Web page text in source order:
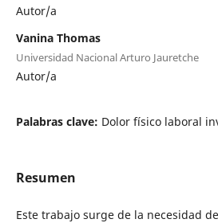
Autor/a
Vanina Thomas
Universidad Nacional Arturo Jauretche
Autor/a
Palabras clave: Dolor físico laboral
Resumen
Este trabajo surge de la necesidad